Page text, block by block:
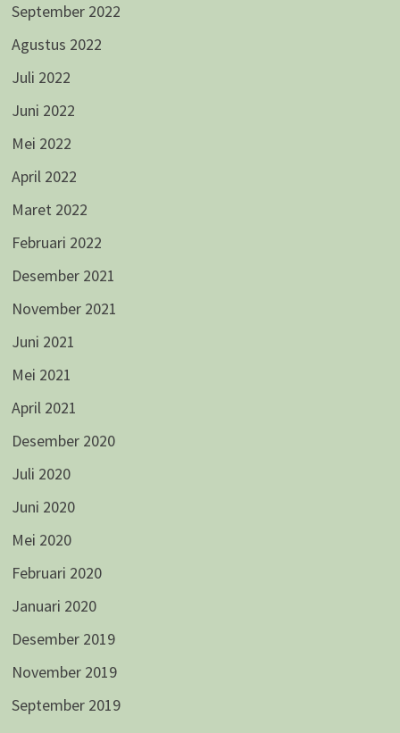
September 2022
Agustus 2022
Juli 2022
Juni 2022
Mei 2022
April 2022
Maret 2022
Februari 2022
Desember 2021
November 2021
Juni 2021
Mei 2021
April 2021
Desember 2020
Juli 2020
Juni 2020
Mei 2020
Februari 2020
Januari 2020
Desember 2019
November 2019
September 2019